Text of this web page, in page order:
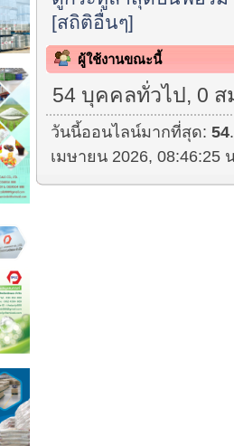
[สถิติอื่นๆ]
ผู้ใช้งานขณะนี้
54 บุคคลทั่วไป, 0 ส
วันนี้ออนไลน์มากที่สุด:54
เมษายน 2026, 08:46:25